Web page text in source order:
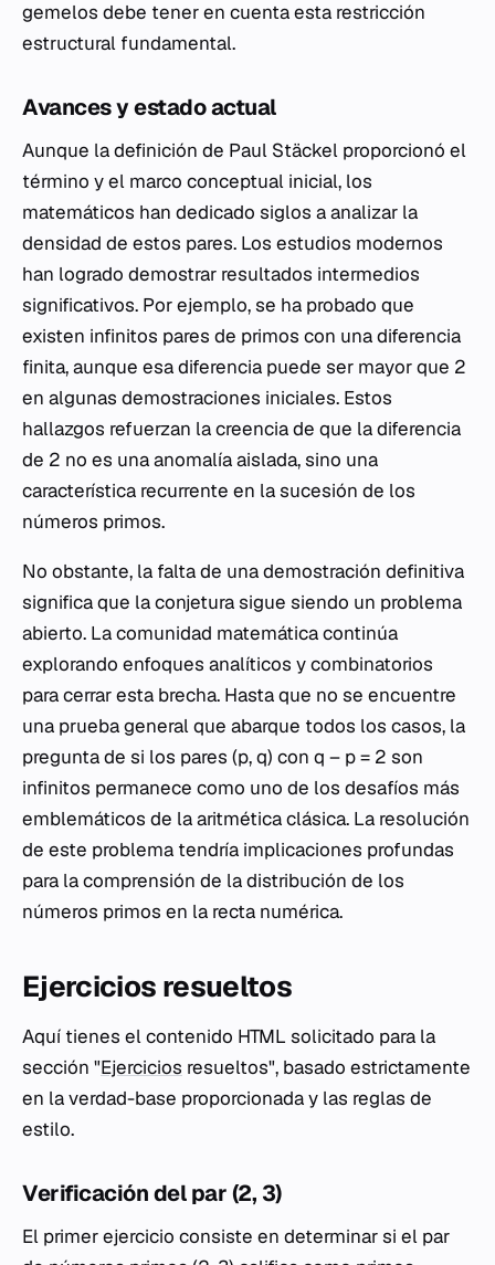
gemelos debe tener en cuenta esta restricción
estructural fundamental.
Avances y estado actual
Aunque la definición de Paul Stäckel proporcionó el
término y el marco conceptual inicial, los
matemáticos han dedicado siglos a analizar la
densidad de estos pares. Los estudios modernos
han logrado demostrar resultados intermedios
significativos. Por ejemplo, se ha probado que
existen infinitos pares de primos con una diferencia
finita, aunque esa diferencia puede ser mayor que 2
en algunas demostraciones iniciales. Estos
hallazgos refuerzan la creencia de que la diferencia
de 2 no es una anomalía aislada, sino una
característica recurrente en la sucesión de los
números primos.
No obstante, la falta de una demostración definitiva
significa que la conjetura sigue siendo un problema
abierto. La comunidad matemática continúa
explorando enfoques analíticos y combinatorios
para cerrar esta brecha. Hasta que no se encuentre
una prueba general que abarque todos los casos, la
pregunta de si los pares (p, q) con q – p = 2 son
infinitos permanece como uno de los desafíos más
emblemáticos de la aritmética clásica. La resolución
de este problema tendría implicaciones profundas
para la comprensión de la distribución de los
números primos en la recta numérica.
Ejercicios resueltos
Aquí tienes el contenido HTML solicitado para la
sección "Ejercicios resueltos", basado estrictamente
en la verdad-base proporcionada y las reglas de
estilo.
Verificación del par (2, 3)
El primer ejercicio consiste en determinar si el par